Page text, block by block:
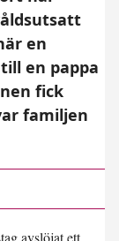
en
en pappa
fick
familjen
avslöjat ett